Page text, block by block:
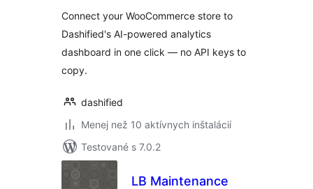
Connect your WooCommerce store to
Dashified's AI-powered analytics
dashboard in one click — no API keys to
copy.
dashified
Menej než 10 aktívnych inštalácií
Testované s 7.0.2
LB Maintenance